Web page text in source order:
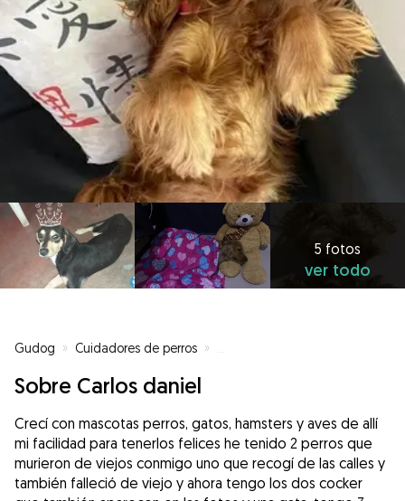
5 fotos
ver todo
Gudog » Cuidadores de perros »
Sobre Carlos daniel
Crecí con mascotas perros, gatos, hamsters y aves de allí
mi facilidad para tenerlos felices he tenido 2 perros que
murieron de viejos conmigo uno que recogí de las calles y
también falleció de viejo y ahora tengo los dos cocker